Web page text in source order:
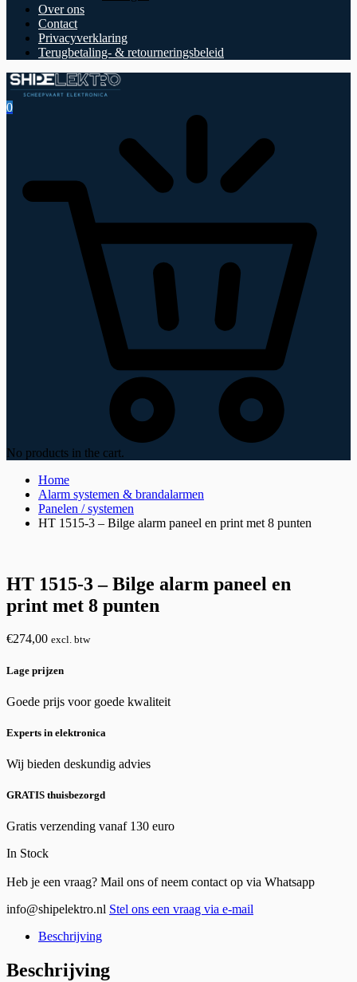
Over ons
Contact
Privacyverklaring
Terugbetaling- & retourneringsbeleid
0
No products in the cart.
Home
Alarm systemen & brandalarmen
Panelen / systemen
HT 1515-3 – Bilge alarm paneel en print met 8 punten
HT 1515-3 – Bilge alarm paneel en
print met 8 punten
€274,00 excl. btw
Lage prijzen
Goede prijs voor goede kwaliteit
Experts in elektronica
Wij bieden deskundig advies
GRATIS thuisbezorgd
Gratis verzending vanaf 130 euro
In Stock
Heb je een vraag? Mail ons of neem contact op via Whatsapp
info@shipelektro.nl Stel ons een vraag via e-mail
Beschrijving
Beschrijving